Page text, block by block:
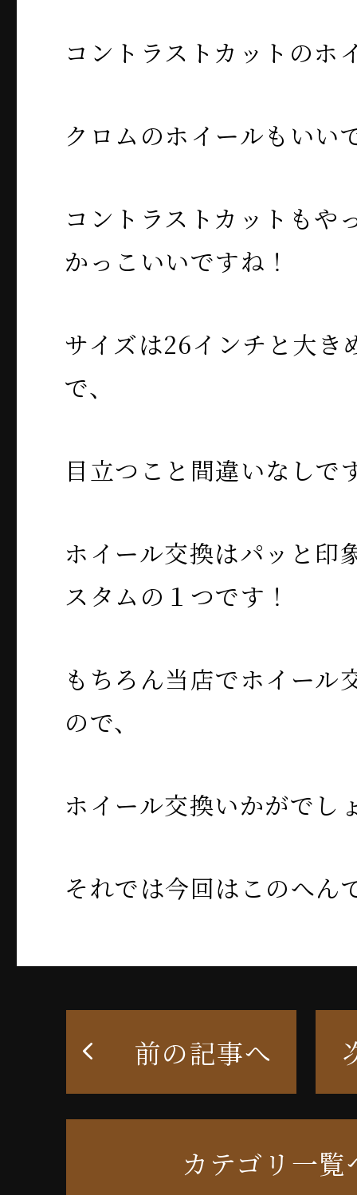
コントラストカットのホ
クロムのホイールもいい
コントラストカットもや
かっこいいですね！
サイズは26インチと大き
で、
目立つこと間違いなしで
ホイール交換はパッと印
スタムの１つです！
もちろん当店でホイール
ので、
ホイール交換いかがでし
それでは今回はこのへん
前の記事へ
カテゴリ一覧